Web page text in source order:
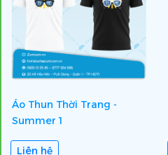
Áo Thun Thời Trang -
Summer 1
Liên hệ